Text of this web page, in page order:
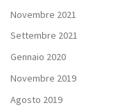
Novembre 2021
Settembre 2021
Gennaio 2020
Novembre 2019
Agosto 2019